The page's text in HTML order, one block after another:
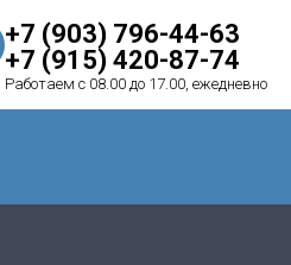
+7 (903) 796-44-63
+7 (915) 420-87-74
Работаем с 08.00 до 17.00, ежедневно